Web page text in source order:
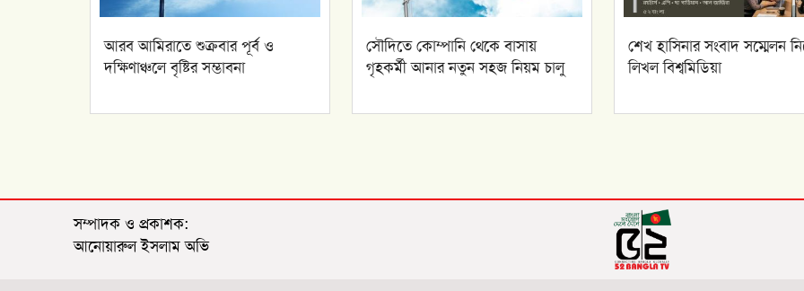
আরব আমিরাতে শুক্রবার পূর্ব ও
দক্ষিণাঞ্চলে বৃষ্টির সম্ভাবনা
সৌদিতে কোম্পানি থেকে বাসায়
গৃহকর্মী আনার নতুন সহজ নিয়ম চালু
শেখ হাসিনার সংবাদ সম্মেলন
লিখল বিশ্বমিডিয়া
সম্পাদক ও প্রকাশক:
আনোয়ারুল ইসলাম অভি